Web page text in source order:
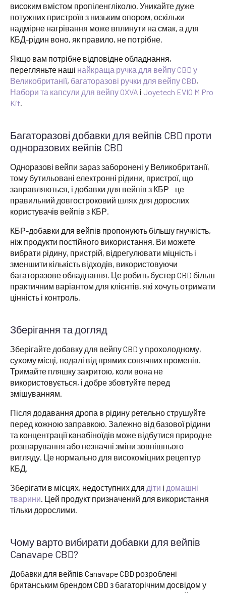
високим вмістом пропіленгліколю. Уникайте дуже
потужних пристроїв з низьким опором, оскільки
надмірне нагрівання може вплинути на смак, а для
КБД-рідин воно, як правило, не потрібне.
Якщо вам потрібне відповідне обладнання,
перегляньте наші найкраща ручка для вейпу CBD у
Великобританії, багаторазові ручки для вейпу CBD,
Набори та капсули для вейпу OXVA і Joyetech EVIO M Pro
Kit.
Багаторазові добавки для вейпів CBD проти
одноразових вейпів CBD
Одноразові вейпи зараз заборонені у Великобританії,
тому бутильовані електронні рідини, пристрої, що
заправляються, і добавки для вейпів з КБР - це
правильний довгостроковий шлях для дорослих
користувачів вейпів з КБР.
КБР-добавки для вейпів пропонують більшу гнучкість,
ніж продукти постійного використання. Ви можете
вибрати рідину, пристрій, відрегулювати міцність і
зменшити кількість відходів, використовуючи
багаторазове обладнання. Це робить бустер CBD більш
практичним варіантом для клієнтів, які хочуть отримати
цінність і контроль.
Зберігання та догляд
Зберігайте добавку для вейпу CBD у прохолодному,
сухому місці, подалі від прямих сонячних променів.
Тримайте пляшку закритою, коли вона не
використовується, і добре збовтуйте перед
змішуванням.
Після додавання дропа в рідину ретельно струшуйте
перед кожною заправкою. Залежно від базової рідини
та концентрації канабіноїдів може відбутися природне
розшарування або незначні зміни зовнішнього
вигляду. Це нормально для високоміцних рецептур
КБД.
Зберігати в місцях, недоступних для діти і домашні
тварини. Цей продукт призначений для використання
тільки дорослими.
Чому варто вибирати добавки для вейпів
Canavape CBD?
Добавки для вейпів Canavape CBD розроблені
британським брендом CBD з багаторічним досвідом у